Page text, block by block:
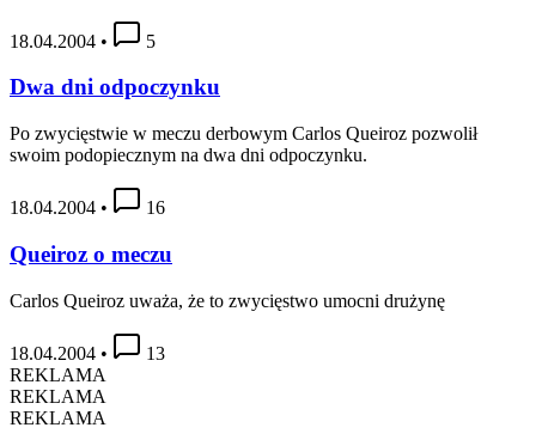
18.04.2004 • 5
Dwa dni odpoczynku
Po zwycięstwie w meczu derbowym Carlos Queiroz pozwolił
swoim podopiecznym na dwa dni odpoczynku.
18.04.2004 • 16
Queiroz o meczu
Carlos Queiroz uważa, że to zwycięstwo umocni drużynę
18.04.2004 •
13
REKLAMA
REKLAMA
REKLAMA